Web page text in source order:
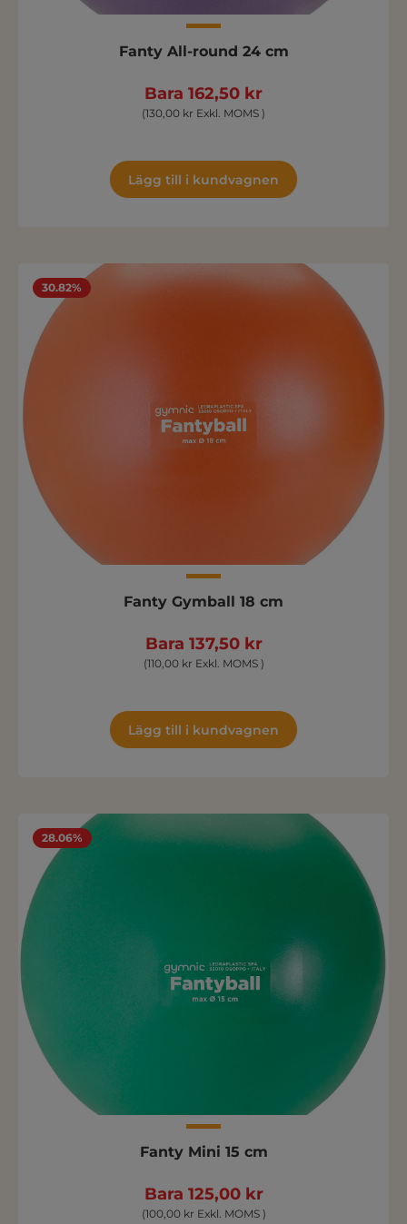
Fanty All-round 24 cm
Bara 162,50 kr
(130,00 kr Exkl. MOMS )
Lägg till i kundvagnen
30.82%
Fanty Gymball 18 cm
Bara 137,50 kr
(110,00 kr Exkl. MOMS )
Lägg till i kundvagnen
28.06%
Fanty Mini 15 cm
Bara 125,00 kr
(100,00 kr Exkl. MOMS )